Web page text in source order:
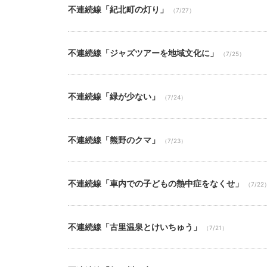
不連続線「紀北町の灯り」 （7/27）
不連続線「ジャズツアーを地域文化に」 （7/25）
不連続線「緑が少ない」 （7/24）
不連続線「熊野のクマ」 （7/23）
不連続線「車内での子どもの熱中症をなくせ」 （7/22
不連続線「古里温泉とけいちゅう」 （7/21）